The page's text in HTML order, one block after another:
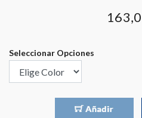
Seleccionar Opciones